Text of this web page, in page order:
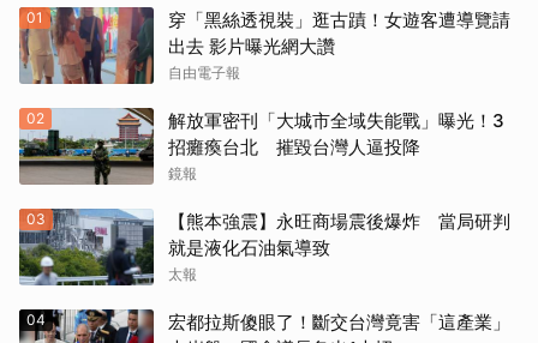
01
穿「黑絲透視裝」逛古蹟！女遊客遭導覽請
出去 影片曝光網大讚
自由電子報
02
解放軍密刊「大城市全域失能戰」曝光！3
招癱瘓台北 摧毀台灣人逼投降
鏡報
03
【熊本強震】永旺商場震後爆炸 當局研判
就是液化石油氣導致
太報
04
宏都拉斯傻眼了！斷交台灣竟害「這產業」